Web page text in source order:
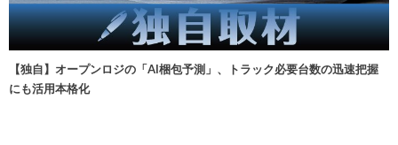
【独自】オープンロジの「AI梱包予測」、トラック必要台数の迅速把握
にも活用本格化